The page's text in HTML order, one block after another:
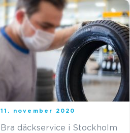
11. november 2020
Bra däckservice i Stockholm